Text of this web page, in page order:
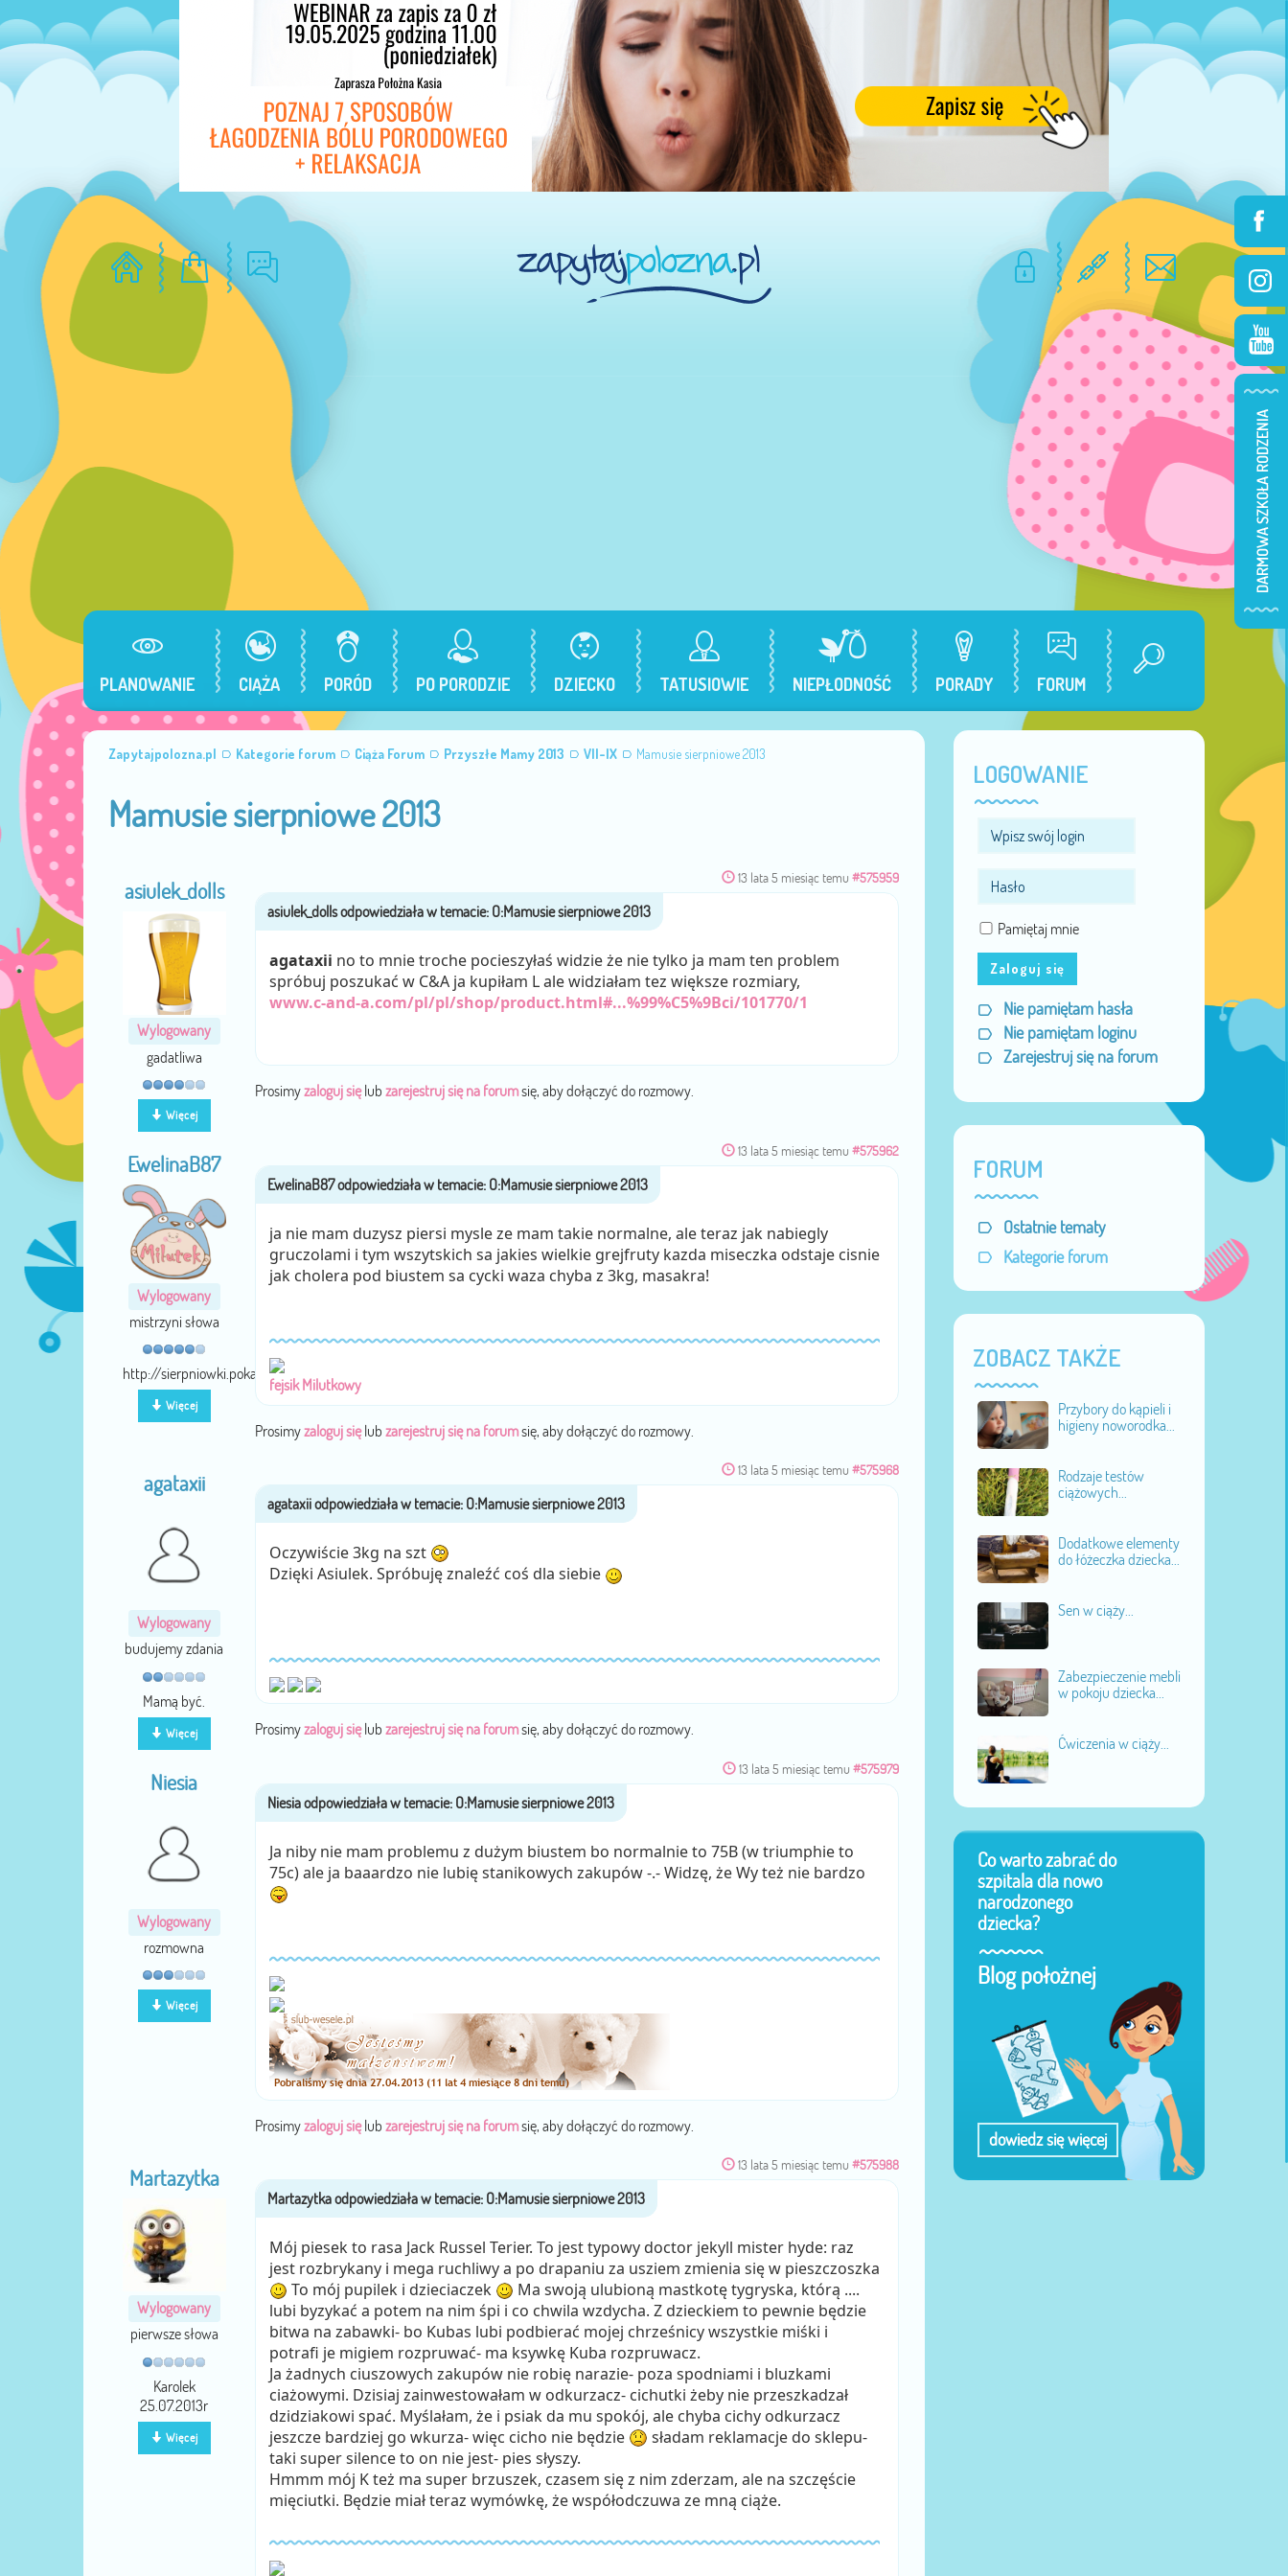
PLANOWANIE CIĄŻA PORÓD PO PORODZIE DZIECKO TATUSIOWIE NIEPŁODNOŚĆ PORADY FORUM
Zapytajpolozna.pl Kategorie forum Ciąża Forum Przyszłe Mamy 2013 VII-IX Mamusie sierpniowe 2013
Mamusie sierpniowe 2013
asiulek_dolls
Wylogowany
gadatliwa
Więcej
13 lata 5 miesiąc temu #575959
agataxii no to mnie troche pocieszyłaś widzie że nie tylko ja mam ten problem
spróbuj poszukać w C&A ja kupiłam L ale widziałam tez większe rozmiary,
www.c-and-a.com/pl/pl/shop/product.html#...%99%C5%9Bci/101770/1
Prosimyzaloguj sięlub zarejestruj się na forumsię, aby dołączyć do rozmowy.
EwelinaB87
Wylogowany
mistrzyni słowa
http://sierpniowki.pokazywarka.pl/
Więcej
13 lata 5 miesiąc temu #575962
ja nie mam duzysz piersi mysle ze mam takie normalne, ale teraz jak nabiegly
gruczolami i tym wszytskich sa jakies wielkie grejfruty kazda miseczka odstaje cisnie
jak cholera pod biustem sa cycki waza chyba z 3kg, masakra!
fejsik Milutkowy
Prosimyzaloguj sięlub zarejestruj się na forumsię, aby dołączyć do rozmowy.
agataxii
Wylogowany
budujemy zdania
Mamą być.
Więcej
13 lata 5 miesiąc temu #575968
Oczywiście 3kg na szt
Dzięki Asiulek. Spróbuję znaleźć coś dla siebie
Prosimyzaloguj sięlub zarejestruj się na forumsię, aby dołączyć do rozmowy.
Niesia
Wylogowany
rozmowna
Więcej
13 lata 5 miesiąc temu #575979
Ja niby nie mam problemu z dużym biustem bo normalnie to 75B (w triumphie to
75c) ale ja baaardzo nie lubię stanikowych zakupów -.- Widzę, że Wy też nie bardzo
Prosimyzaloguj sięlub zarejestruj się na forumsię, aby dołączyć do rozmowy.
Martazytka
Wylogowany
pierwsze słowa
Karolek
25.07.2013r
Więcej
13 lata 5 miesiąc temu #575988
Mój piesek to rasa Jack Russel Terier. To jest typowy doctor jekyll mister hyde: raz
jest rozbrykany i mega ruchliwy a po drapaniu za usziem zmienia się w pieszczoszka
To mój pupilek i dzieciaczek
Ma swoją ulubioną mastkotę tygryska, którą ....
lubi byzykać a potem na nim śpi i co chwila wzdycha. Z dzieckiem to pewnie będzie
bitwa na zabawki- bo Kubas lubi podbierać mojej chrześnicy wszystkie miśki i
potrafi je migiem rozpruwać- ma ksywkę Kuba rozpruwacz.
Ja żadnych ciuszowych zakupów nie robię narazie- poza spodniami i bluzkami
ciażowymi. Dzisiaj zainwestowałam w odkurzacz- cichutki żeby nie przeszkadzał
dzidziakowi spać. Myślałam, że i psiak da mu spokój, ale chyba cichy odkurzacz
jeszcze bardziej go wkurza- więc cicho nie będzie
sładam reklamacje do sklepu-
taki super silence to on nie jest- pies słyszy.
Hmmm mój K też ma super brzuszek, czasem się z nim zderzam, ale na szczęście
mięciutki. Będzie miał teraz wymówkę, że współodczuwa ze mną ciąże.
LOGOWANIE
Pamiętaj mnie
Zaloguj się
Nie pamiętam hasła
Nie pamiętam loginu
Zarejestruj się na forum
FORUM
Ostatnie tematy
Kategorie forum
ZOBACZ TAKŻE
Przybory do kąpieli i
higieny noworodka...
Rodzaje testów
ciążowych...
Dodatkowe elementy
do łóżeczka dziecka...
Sen w ciąży...
Zabezpieczenie mebli
w pokoju dziecka...
Ćwiczenia w ciąży...
Co warto zabrać do
szpitala dla nowo
narodzonego
dziecka?
Blog położnej
dowiedz się więcej